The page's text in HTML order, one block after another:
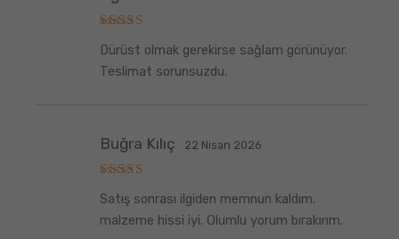
üzerinden
5 oy aldı
Dürüst olmak gerekirse sağlam görünüyor.
Teslimat sorunsuzdu.
üzerinden
oy aldı
Buğra Kılıç 22 Nisan 2026
Satış sonrası ilgiden memnun kaldım.
malzeme hissi iyi. Olumlu yorum bırakırım.